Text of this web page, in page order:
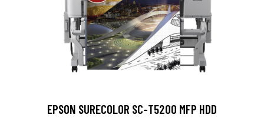
EPSON SURECOLOR SC-T5200 MFP HDD